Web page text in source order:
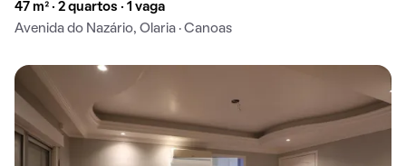
47 m² · 2 quartos · 1 vaga
Avenida do Nazário, Olaria · Canoas